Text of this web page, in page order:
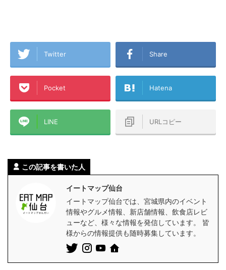
Twitter Share
Pocket Hatena
LINE URLコピー
この記事を書いた人
イートマップ仙台
イートマップ仙台では、宮城県内のイベント
情報やグルメ情報、新店舗情報、飲食店レビ
ューなど、様々な情報を発信しています。 皆
様からの情報提供も随時募集しています。